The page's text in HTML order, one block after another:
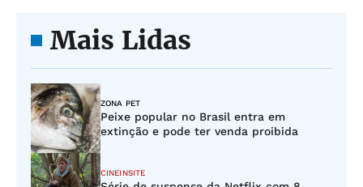
Mais Lidas
ZONA PET
Peixe popular no Brasil entra em
extinção e pode ter venda proibida
CINEINSITE